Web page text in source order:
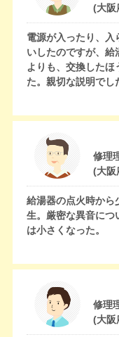
(大阪
電源が入ったり、
いしたのですが、給
よりも、交換したほ
た。親切な説明でし
修理
(大阪
給湯器の点火時から
生。厳密な異音につ
は小さくなった。
修理
(大阪